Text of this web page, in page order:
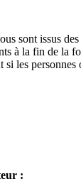
sont issus
à la fin de la
si les
: